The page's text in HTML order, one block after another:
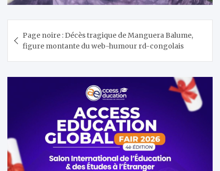
de
l’article
Page noire : Décès tragique de Manguera Balume,
figure montante du web-humour rd-congolais